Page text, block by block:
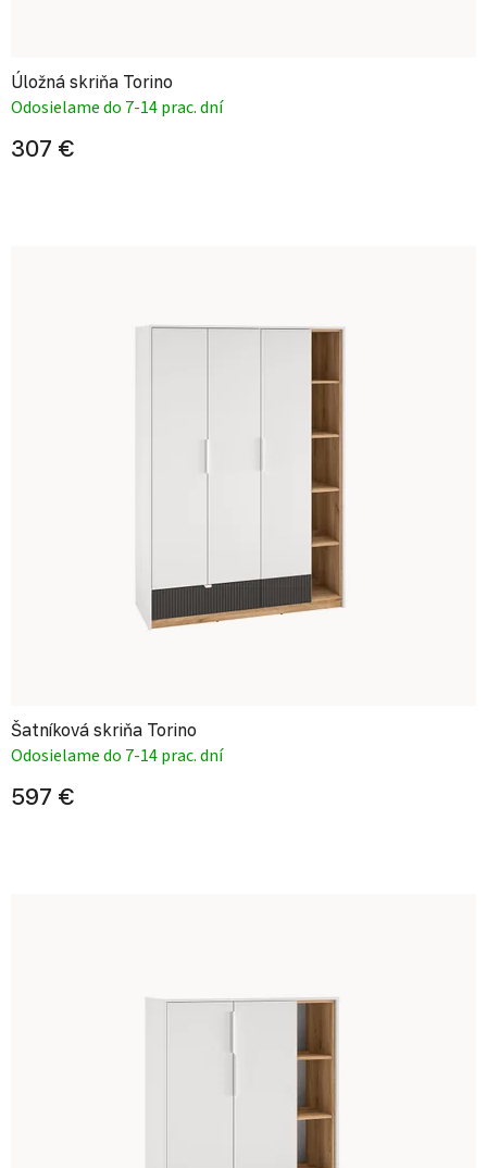
Úložná skriňa Torino
Odosielame do 7-14 prac. dní
307 €
Šatníková skriňa Torino
Odosielame do 7-14 prac. dní
597 €